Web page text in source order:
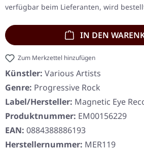
verfügbar beim Lieferanten, wird
IN DEN
Zum Merkzettel hinzufügen
Künstler: Various Artists
Genre: Progressive Rock
Label/Hersteller: Magnetic Eye
Produktnummer: EM00156229
EAN: 0884388886193
Herstellernummer: MER119